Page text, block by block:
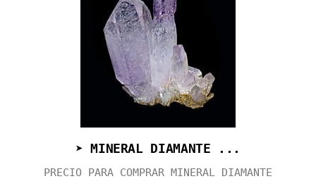
➤ MINERAL DIAMANTE ...
PRECIO PARA COMPRAR MINERAL DIAMANTE